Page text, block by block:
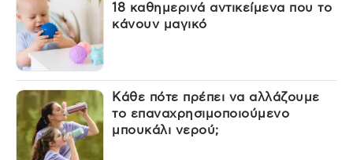
18 καθημερινά αντικείμενα που το
κάνουν μαγικό
Κάθε πότε πρέπει να αλλάζουμε
το επαναχρησιμοποιούμενο
μπουκάλι νερού;